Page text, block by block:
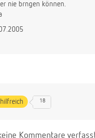
nie brngen können.
18
Kommentare